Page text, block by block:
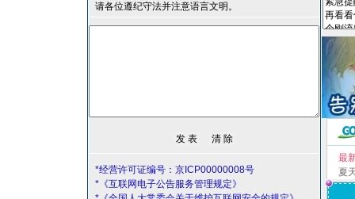
请各位遵纪守法并注意语言文明。
*经营许可证编号：京ICP00000008号
*《互联网电子公告服务管理规定》
最
夏